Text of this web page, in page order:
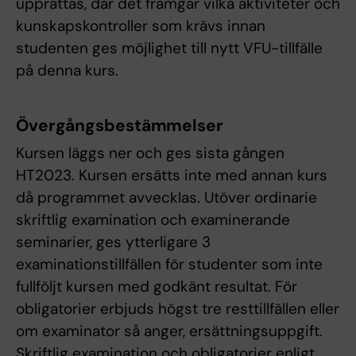
kunskapskontroller som krävs innan
studenten ges möjlighet till nytt VFU-tillfälle
på denna kurs.
Övergångsbestämmelser
Kursen läggs ner och ges sista gången
HT2023. Kursen ersätts inte med annan kurs
då programmet avvecklas. Utöver ordinarie
skriftlig examination och examinerande
seminarier, ges ytterligare 3
examinationstillfällen för studenter som inte
fullföljt kursen med godkänt resultat. För
obligatorier erbjuds högst tre resttillfällen eller
om examinator så anger, ersättningsuppgift.